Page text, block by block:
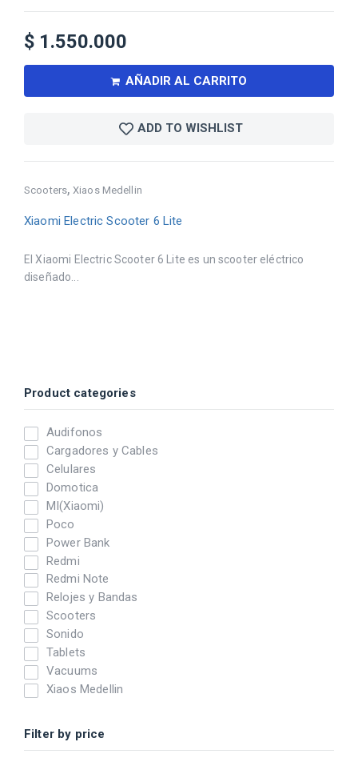
Product categories
Audifonos
Cargadores y Cables
Celulares
Domotica
MI(Xiaomi)
Poco
Power Bank
Redmi
Redmi Note
Relojes y Bandas
Scooters
Sonido
Tablets
Vacuums
Xiaos Medellin
Filter by price
Scooters,Xiaos Medellin
Xiaomi Electric Scooter 6 Lite
El Xiaomi Electric Scooter 6 Lite es un scooter eléctrico
diseñado...
$ 1.550.000
AÑADIR AL CARRITO
ADD TO WISHLIST